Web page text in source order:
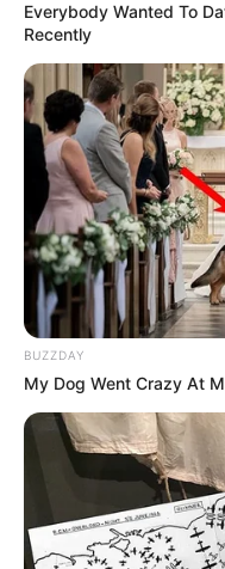
Everybody Wanted To
Recently
BUZZDAY
My Dog Went Crazy At